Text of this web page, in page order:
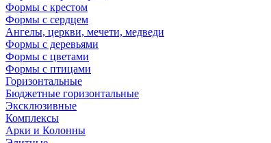
Формы с крестом
Формы с сердцем
Ангелы, церкви, мечети, медведи
Формы с деревьями
Формы с цветами
Формы с птицами
Горизонтальные
Бюджетные горизонтальные
Эксклюзивные
Комплексы
Арки и Колонны